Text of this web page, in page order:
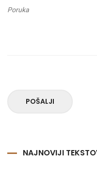
POŠALJI
NAJNOVIJI